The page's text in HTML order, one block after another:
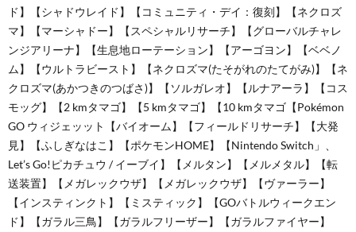
ド】【シャドウレイド】【コミュニティ・デイ：復刻】【ネクロズ
マ】【マーシャドー】【スペシャルリサーチ】【グローバルチャレ
ンジアリーナ】【生息地ローテーション】【アーゴヨン】【ベベノ
ム】【ウルトラビースト】【ネクロズマ(たそがれのたてがみ)】【ネ
クロズマ(あかつきのつばさ)】【ソルガレオ】【ルナアーラ】【コス
モッグ】【2 kmタマゴ】【5 kmタマゴ】【10 kmタマゴ【Pokémon
GO ウィジェッット【バイオーム】【フィールドリサーチ】【大発
見】【ふしぎなはこ】【ポケモンHOME】【Nintendo Switch」、
Let’s Go!ピカチュウ / イーブイ】【メルタン】【メルメタル】【転
送装置】【メガレックウザ】【メガレックウザ】【ヴァーラー】
【インスティンクト】【ミスティック】【GOバトルウィークエン
ド】【ガラル三鳥】【ガラルフリーザー】【ガラルファイヤー】